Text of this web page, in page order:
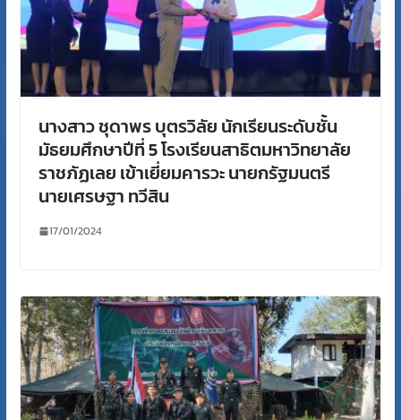
นางสาว ชุดาพร บุตรวิลัย นักเรียนระดับชั้น
มัธยมศึกษาปีที่ 5 โรงเรียนสาธิตมหาวิทยาลัย
ราชภัฏเลย เข้าเยี่ยมคารวะ นายกรัฐมนตรี
นายเศรษฐา ทวีสิน
17/01/2024